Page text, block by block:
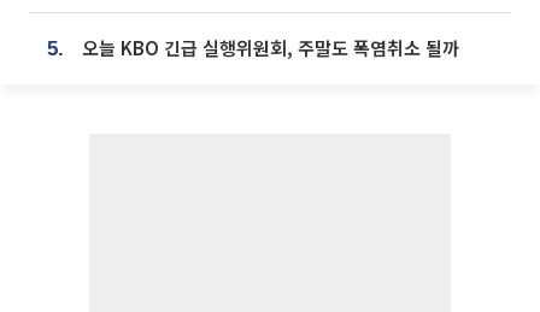
5. 오늘 KBO 긴급 실행위원회, 주말도 폭염취소 될까